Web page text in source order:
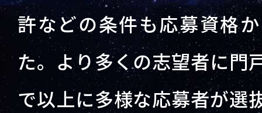
許などの条件も応募資格
た。より多くの志望者に門
で以上に多様な応募者が選